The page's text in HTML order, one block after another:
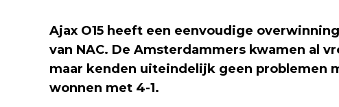
Ajax O15 heeft een eenvoudige
van NAC. De Amsterdammers kwamen al
maar kenden uiteindelijk geen problemen
wonnen met 4-1.